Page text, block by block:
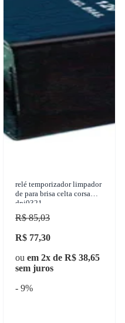
relé temporizador limpador
de para brisa celta corsa
dni0321
R$ 85,03
R$ 77,30
ou em 2x de R$ 38,65
sem juros
- 9%